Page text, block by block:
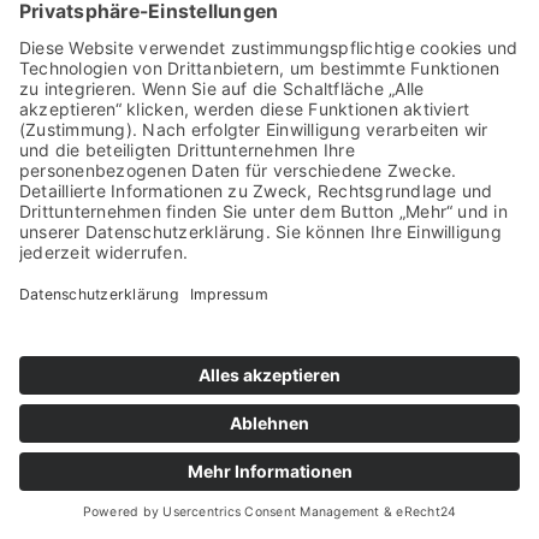
Startseite Datenschutzerklärung
Impressum Sitemap